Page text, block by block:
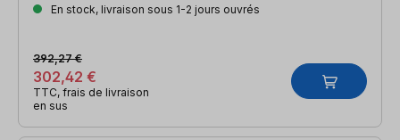
En stock, livraison sous 1-2 jours ouvrés
302,42 €
392,27 €
TTC, frais de livraison
en sus